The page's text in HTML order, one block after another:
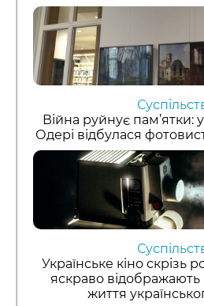
Війна руйнує пам’ятки:
Одері відбулася
Українське кіно скрізь
яскраво відображають
життя